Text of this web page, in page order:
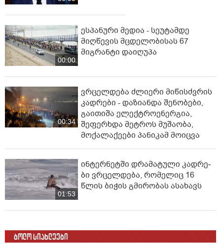
00:00
ესპანური მედია - სეუტამდე
მიღწევის მცდელობისას 67
მიგრანტი დაიღუპა
00:34
ვრცელდება ძლიერი მიწისძვრის
კადრები - დაზიანდა შენობები,
გაითიშა ელექტროენერგია,
შეფერხდა მეტროს მუშაობა,
მოქალაქეები პანიკამ მოიცვა
01:53
ინ­ტერ­ნეტ­ში დრა­მა­ტუ­ლი კად­რე­
ბი ვრცელდება, რომელიც 16
წლის ბიჭის გმირობას ასახავს
ბოლო სიახლეები